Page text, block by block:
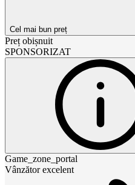
Cel mai bun preț
Preț obișnuit
SPONSORIZAT
Game_zone_portal
Vânzător excelent